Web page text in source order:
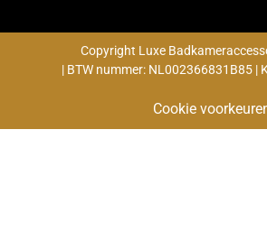
Copyright Luxe
| BTW nummer: NL002366831B85 |
Cookie